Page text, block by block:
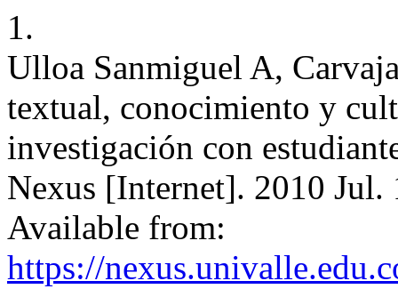
1.
Ulloa Sanmiguel A,
textual, conocimiento y
investigación con
Nexus [Internet]. 2010
Available from:
https://